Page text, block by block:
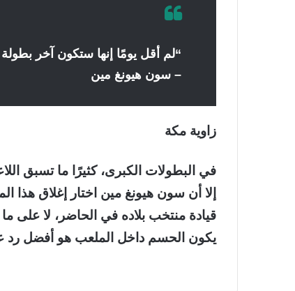
“لم أقل يومًا إنها ستكون آخر
– سون هيونغ مين
زاوية مكة
في البطولات الكبرى، كثيرًا ما تسبق
إلا أن سون هيونغ مين اختار إغلاق
قيادة منتخب بلاده في الحاضر، لا على
يكون الحسم داخل الملعب هو أفضل رد